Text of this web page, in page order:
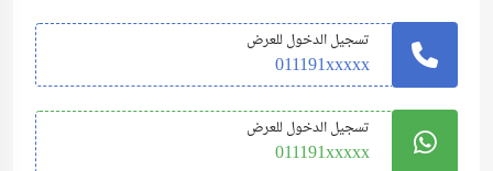
تسجيل الدخول للعرض
011191xxxxx
تسجيل الدخول للعرض
011191xxxxx